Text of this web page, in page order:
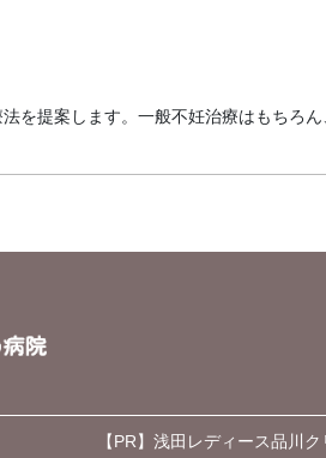
を提案します。一般不妊治療はもちろ
【PR】浅田レディース品川ク